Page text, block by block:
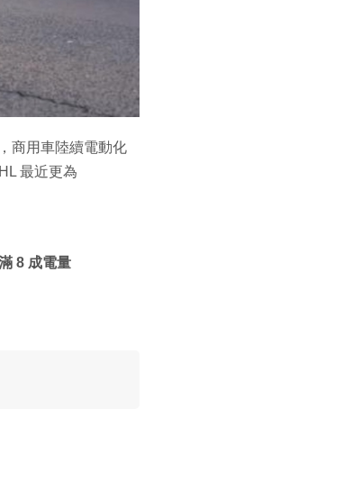
商用車陸續電動化
最近更為
8 成電量